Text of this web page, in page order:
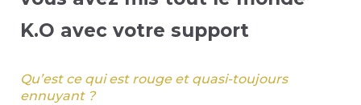
K.O avec votre support
Qu’est ce qui est rouge et quasi-toujours
ennuyant ?